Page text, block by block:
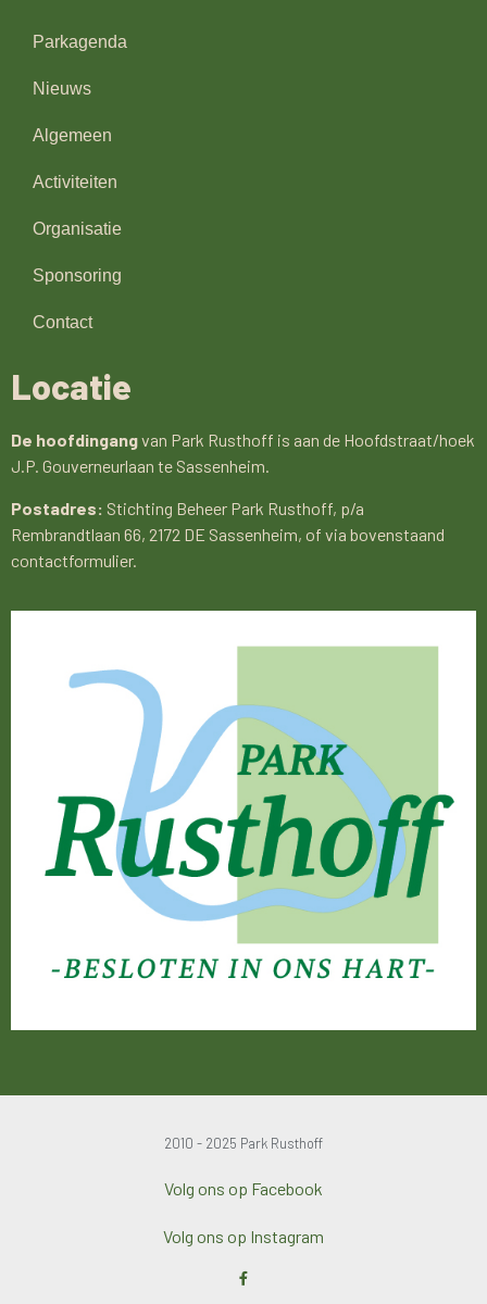
Parkagenda
Nieuws
Algemeen
Activiteiten
Organisatie
Sponsoring
Contact
Locatie
De hoofdingangvan Park Rusthoff is aan de Hoofdstraat/hoek
J.P. Gouverneurlaan te Sassenheim.
Postadres: Stichting Beheer Park Rusthoff, p/a
Rembrandtlaan 66, 2172 DE Sassenheim, of via bovenstaand
contactformulier.
2010 - 2025 Park Rusthoff
Volg ons op Facebook
Volg ons op Instagram